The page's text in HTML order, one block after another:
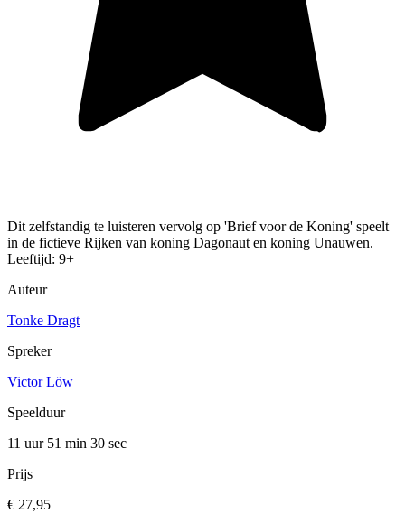
Dit zelfstandig te luisteren vervolg op 'Brief voor de Koning' speelt
in de fictieve Rijken van koning Dagonaut en koning Unauwen.
Leeftijd: 9+
Auteur
Tonke Dragt
Spreker
Victor Löw
Speelduur
11 uur 51 min 30 sec
Prijs
€ 27,95